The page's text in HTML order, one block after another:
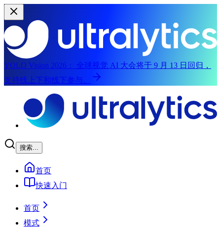
YOLO Vision 2026：
全球视觉 AI 大会将于 9 月 13 日回归，
支持线上下和线下参与。
搜索...
首页
快速入门
首页
模式